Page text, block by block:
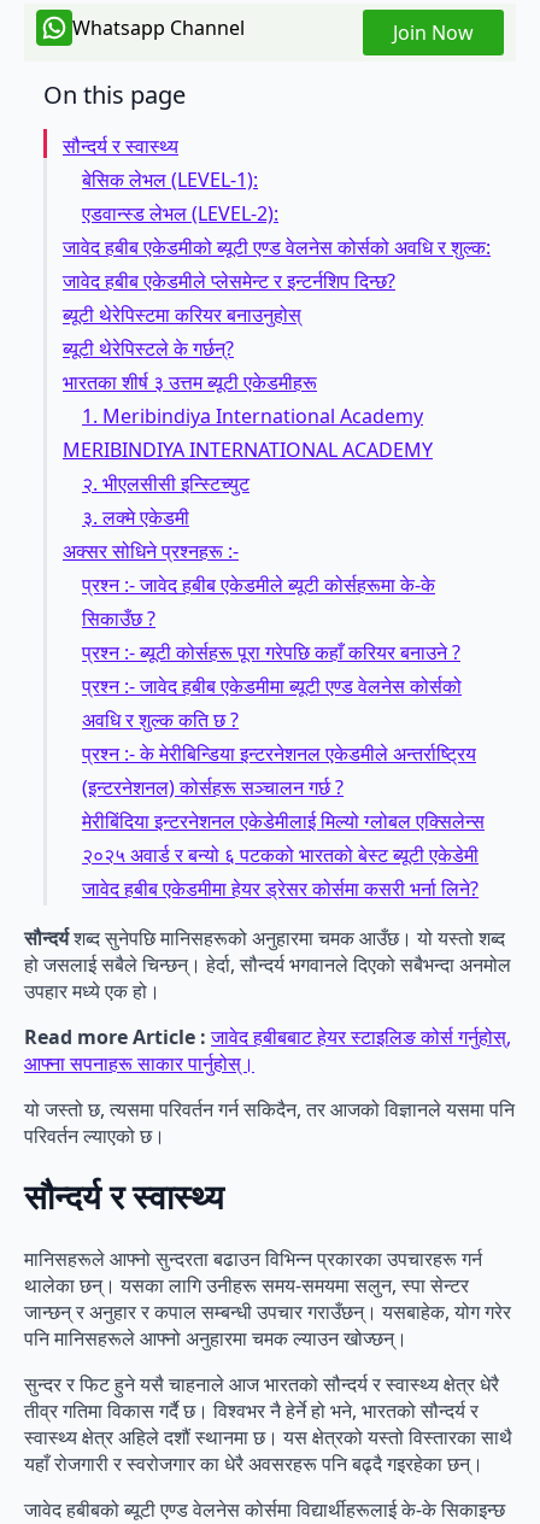
Whatsapp Channel Join Now
On this page
सौन्दर्य र स्वास्थ्य
बेसिक लेभल (LEVEL-1):
एडवान्स्ड लेभल (LEVEL-2):
जावेद हबीब एकेडमीको ब्यूटी एण्ड वेलनेस कोर्सको अवधि र शुल्क:
जावेद हबीब एकेडमीले प्लेसमेन्ट र इन्टर्नशिप दिन्छ?
ब्यूटी थेरेपिस्टमा करियर बनाउनुहोस्
ब्यूटी थेरेपिस्टले के गर्छन्?
भारतका शीर्ष ३ उत्तम ब्यूटी एकेडमीहरू
1. Meribindiya International Academy
MERIBINDIYA INTERNATIONAL ACADEMY
२. भीएलसीसी इन्स्टिच्युट
३. लक्मे एकेडमी
अक्सर सोधिने प्रश्नहरू :-
प्रश्न :- जावेद हबीब एकेडमीले ब्यूटी कोर्सहरूमा के-के
सिकाउँछ ?
प्रश्न :- ब्यूटी कोर्सहरू पूरा गरेपछि कहाँ करियर बनाउने ?
प्रश्न :- जावेद हबीब एकेडमीमा ब्यूटी एण्ड वेलनेस कोर्सको
अवधि र शुल्क कति छ ?
प्रश्न :- के मेरीबिन्डिया इन्टरनेशनल एकेडमीले अन्तर्राष्ट्रिय
(इन्टरनेशनल) कोर्सहरू सञ्चालन गर्छ ?
मेरीबिंदिया इन्टरनेशनल एकेडेमीलाई मिल्यो ग्लोबल एक्सिलेन्स
२०२५ अवार्ड र बन्यो ६ पटकको भारतको बेस्ट ब्यूटी एकेडेमी
जावेद हबीब एकेडमीमा हेयर ड्रेसर कोर्समा कसरी भर्ना लिने?
सौन्दर्यशब्द सुनेपछि मानिसहरूको अनुहारमा चमक आउँछ। यो यस्तो शब्द
हो जसलाई सबैले चिन्छन्। हेर्दा, सौन्दर्य भगवानले दिएको सबैभन्दा अनमोल
उपहार मध्ये एक हो।
Read more Article :जावेद हबीबबाट हेयर स्टाइलिङ कोर्स गर्नुहोस्,
आफ्ना सपनाहरू साकार पार्नुहोस्।
यो जस्तो छ, त्यसमा परिवर्तन गर्न सकिदैन, तर आजको विज्ञानले यसमा पनि
परिवर्तन ल्याएको छ।
सौन्दर्य र स्वास्थ्य
मानिसहरूले आफ्नो सुन्दरता बढाउन विभिन्न प्रकारका उपचारहरू गर्न
थालेका छन्। यसका लागि उनीहरू समय-समयमा सलुन, स्पा सेन्टर
जान्छन् र अनुहार र कपाल सम्बन्धी उपचार गराउँछन्। यसबाहेक, योग गरेर
पनि मानिसहरूले आफ्नो अनुहारमा चमक ल्याउन खोज्छन्।
सुन्दर र फिट हुने यसै चाहनाले आज भारतको सौन्दर्य र स्वास्थ्य क्षेत्र धेरै
तीव्र गतिमा विकास गर्दै छ। विश्वभर नै हेर्ने हो भने, भारतको सौन्दर्य र
स्वास्थ्य क्षेत्र अहिले दशौं स्थानमा छ। यस क्षेत्रको यस्तो विस्तारका साथै
यहाँ रोजगारी र स्वरोजगार का धेरै अवसरहरू पनि बढ्दै गइरहेका छन्।
जावेद हबीबको ब्यूटी एण्ड वेलनेस कोर्समा विद्यार्थीहरूलाई के-के सिकाइन्छ